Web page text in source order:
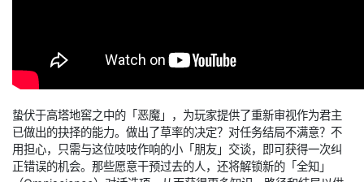
蛰伏于高塔地窖之中的「恶魔」，为玩家提供了重新审视作为君主
已做出的抉择的能力。做出了草率的决定？对任务结局不满意？不
用担心，只需与这位吱吱作响的小「朋友」交谈，即可获得一次纠
正错误的机会。那些愿意干预过去的人，还将解锁新的「全知」